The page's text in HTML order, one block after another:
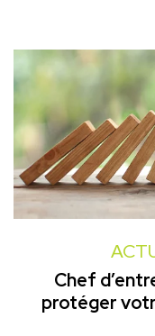
Chef
protéger